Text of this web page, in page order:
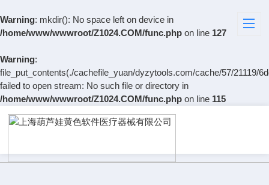
Warning: mkdir(): No space left on device in
/home/www/wwwroot/Z1024.COM/func.php on line 127
Warning:
file_put_contents(./cachefile_yuan/dyzytools.com/cache/57/21119/
failed to open stream: No such file or directory in
/home/www/wwwroot/Z1024.COM/func.php on line 115